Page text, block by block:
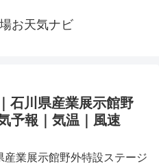
お天気ナビ
石川県産業展示館野
予報｜気温｜風速
業展示館野外特設ステージ